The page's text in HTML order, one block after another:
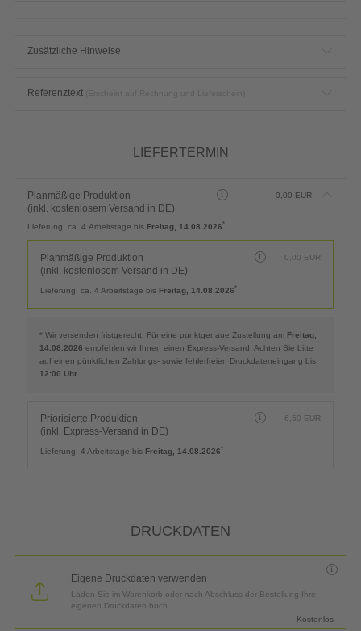
Zusätzliche Hinweise
Referenztext
LIEFERTERMIN
Planmäßige Produktion
(inkl. kostenlosem Versand in DE)
0,00 EUR
Lieferung: ca. 4 Arbeitstage bis Freitag, 14.08.2026*
Planmäßige Produktion
(inkl. kostenlosem Versand in DE)
0,00 EUR
Lieferung: ca. 4 Arbeitstage bis Freitag, 14.08.2026*
* Wir versenden fristgerecht. Für eine punktgenaue Zustellung am Freitag,
14.08.2026 empfehlen wir Ihnen einen Express-Versand. Achten Sie bitte
auf einen pünktlichen Zahlungs- sowie fehlerfreien Druckdateneingang bis
12:00 Uhr
Priorisierte Produktion
(inkl. Express-Versand in DE)
6,50 EUR
Lieferung: 4 Arbeitstage bis Freitag, 14.08.2026*
DRUCKDATEN
Eigene Druckdaten verwenden
Laden Sie im Warenkorb oder nach Abschluss der Bestellung Ihre
eigenen Druckdaten hoch.
Kostenlos